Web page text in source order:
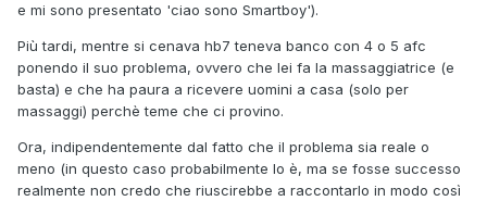
e mi sono presentato 'ciao sono Smartboy').
Più tardi, mentre si cenava hb7 teneva banco con 4 o 5 afc
ponendo il suo problema, ovvero che lei fa la massaggiatrice (e
basta) e che ha paura a ricevere uomini a casa (solo per
massaggi) perchè teme che ci provino.
Ora, indipendentemente dal fatto che il problema sia reale o
meno (in questo caso probabilmente lo è, ma se fosse successo
realmente non credo che riuscirebbe a raccontarlo in modo così